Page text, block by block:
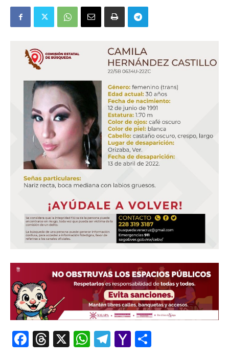
Facebook
Threads
X WhatsApp
Telegram
Yahoo